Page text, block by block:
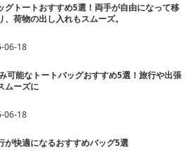
グトートおすすめ5選！両手が自由になって移
、荷物の出し入れもスムーズ。
06-18
可能なトートバッグおすすめ5選！旅行や出張
ムーズに
06-18
が快適になるおすすめバッグ5選